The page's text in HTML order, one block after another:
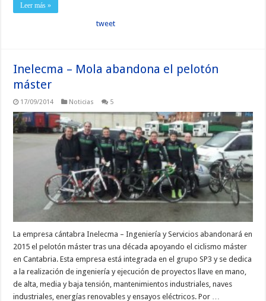
Leer más »
tweet
Inelecma – Mola abandona el pelotón
máster
17/09/2014 Noticias 5
La empresa cántabra Inelecma – Ingeniería y Servicios abandonará en
2015 el pelotón máster tras una década apoyando el ciclismo máster
en Cantabria. Esta empresa está integrada en el grupo SP3 y se dedica
a la realización de ingeniería y ejecución de proyectos llave en mano,
de alta, media y baja tensión, mantenimientos industriales, naves
industriales, energías renovables y ensayos eléctricos. Por …